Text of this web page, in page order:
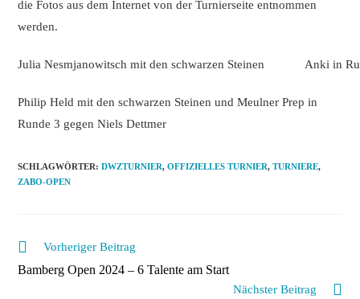
die Fotos aus dem Internet von der Turnierseite entnommen
werden.
Julia Nesmjanowitsch mit den schwarzen Steinen Anki in
Philip Held mit den schwarzen Steinen und Meulner Prep in
Runde 3 gegen Niels Dettmer
SCHLAGWÖRTER:DWZTURNIER, OFFIZIELLES TURNIER, TURNIERE,
ZABO-OPEN
Weitere
ansehen
Vorheriger Beitrag
Bamberg Open 2024 – 6 Talente am Start
Nächster Beitrag